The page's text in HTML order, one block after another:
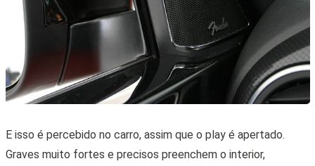
E isso é percebido no carro, assim que o play é apertado.
Graves muito fortes e precisos preenchem o interior,